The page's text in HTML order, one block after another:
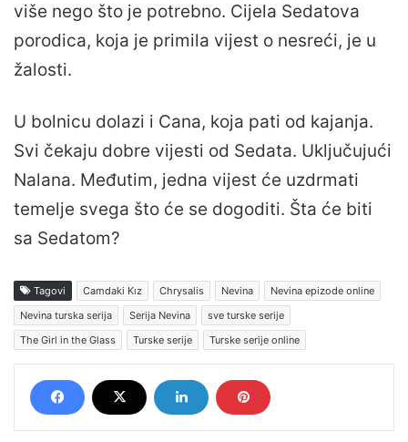
više nego što je potrebno. Cijela Sedatova
porodica, koja je primila vijest o nesreći, je u
žalosti.
U bolnicu dolazi i Cana, koja pati od kajanja.
Svi čekaju dobre vijesti od Sedata. Uključujući
Nalana. Međutim, jedna vijest će uzdrmati
temelje svega što će se dogoditi. Šta će biti
sa Sedatom?
Tagovi Camdaki Kız Chrysalis Nevina
Nevina epizode online
Nevina turska serija
Serija Nevina
sve turske serije
The Girl in the Glass
Turske serije Turske serije online